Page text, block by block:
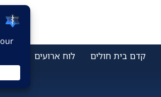
קדם בית חולים לוח ארועים